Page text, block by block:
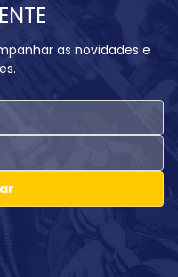
as novidades e